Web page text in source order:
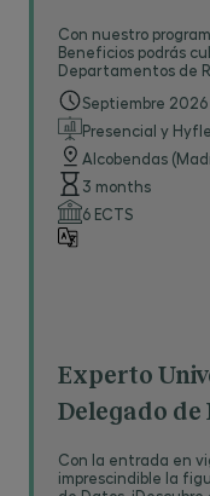
Con nuestro
Beneficios podrás
Departamentos de
Septiembre 2026
Presencial y
Alcobendas
3 months
6 ECTS
Experto
Delegado de
Con la entrada en
imprescindible la